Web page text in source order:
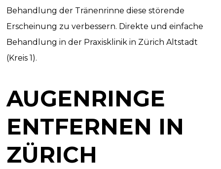
Behandlung der Tränenrinne diese störende
Erscheinung zu verbessern. Direkte und einfache
Behandlung in der Praxisklinik in Zürich Altstadt
(Kreis 1).
AUGENRINGE
ENTFERNEN IN
ZÜRICH